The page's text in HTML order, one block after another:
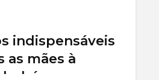
indispensáveis
as mães à
bebé